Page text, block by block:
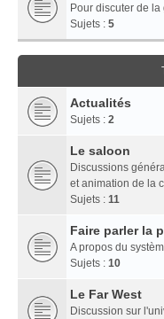
Pour discuter de
Sujets : 5
Actualités
Sujets : 2
Le saloon
Discussions
et animation de la
Sujets : 11
Faire parler la
A propos du
Sujets : 10
Le Far West
Discussion sur